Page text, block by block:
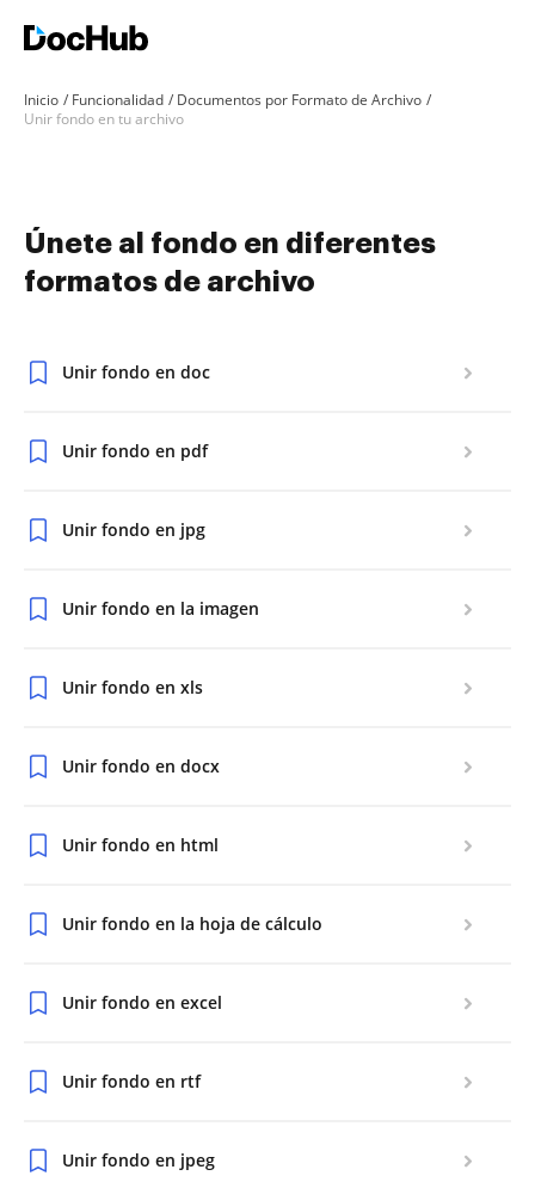
Inicio Funcionalidad
Documentos por Formato de Archivo
Unir fondo en tu archivo
Únete al fondo en diferentes
formatos de archivo
Unir fondo en doc
Unir fondo en pdf
Unir fondo en jpg
Unir fondo en la imagen
Unir fondo en xls
Unir fondo en docx
Unir fondo en html
Unir fondo en la hoja de cálculo
Unir fondo en excel
Unir fondo en rtf
Unir fondo en jpeg